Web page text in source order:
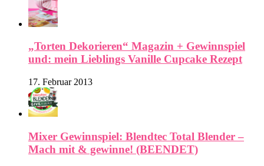
„Torten Dekorieren“ Magazin + Gewinnspiel
und: mein Lieblings Vanille Cupcake Rezept
17. Februar 2013
Mixer Gewinnspiel: Blendtec Total Blender –
Mach mit & gewinne! (BEENDET)